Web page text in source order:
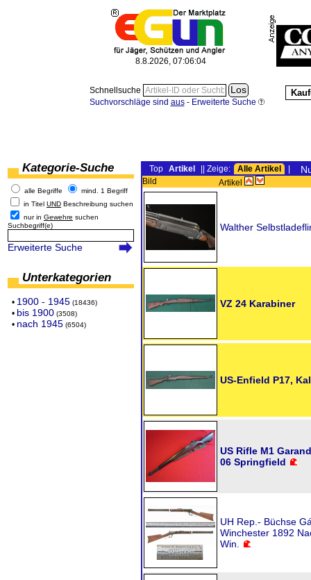
8.8.2026, 07:06:04
Schnellsuche
Suchvorschläge sind aus- Erweiterte Suche
Kategorie-Suche
alle Begriffe
mind. 1 Begriff
in Titel UND Beschreibung suchen
nur in Gewehre suchen
Suchbegriff(e)
Erweiterte Suche
Unterkategorien
• 1900 - 1945 (18436)
• bis 1900 (3508)
• nach 1945 (6504)
Top Artikel || Zeige: Alle Artikel
Bild Artikel
Walther
VZ 24 Karabiner
US-Enfield P17,
US Rifle M1
06 Springfield
UH Rep.- Büchse
Winchester 1892
Win.